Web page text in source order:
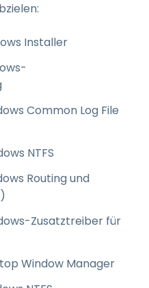
Installer
Common Log File
NTFS
Routing und
Zusatztreiber für
Window Manager